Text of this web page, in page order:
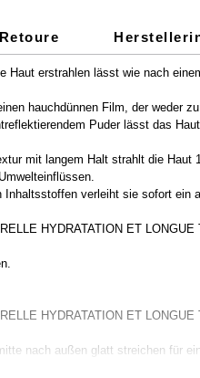
Haut erstrahlen lässt wie nach
hauchdünnen Film, der weder
Puder lässt das
mit langem Halt strahlt die Haut
verleiht sie sofort ein
HYDRATATION ET
HYDRATATION ET
nach außen glatt streichen für